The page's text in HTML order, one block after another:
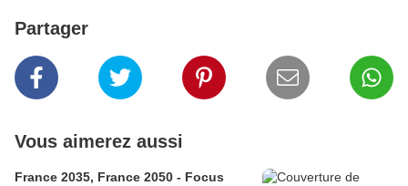
Partager
Vous aimerez aussi
France 2035, France 2050 - Focus